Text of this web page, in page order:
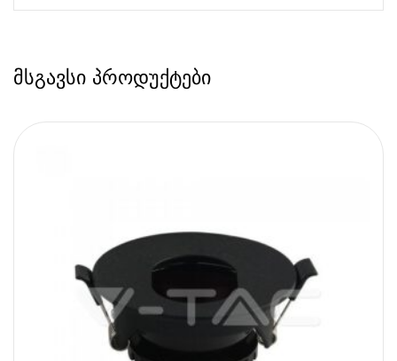
მსგავსი პროდუქტები